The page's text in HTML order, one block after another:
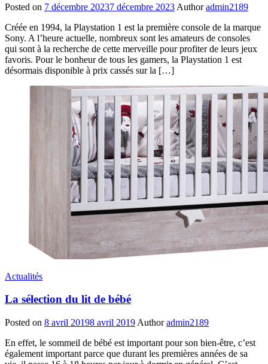
Posted on 7 décembre 20237 décembre 2023 Author admin2189
Créée en 1994, la Playstation 1 est la première console de la marque
Sony. A l’heure actuelle, nombreux sont les amateurs de consoles
qui sont à la recherche de cette merveille pour profiter de leurs jeux
favoris. Pour le bonheur de tous les gamers, la Playstation 1 est
désormais disponible à prix cassés sur la […]
Actualités
La sélection du lit de bébé
Posted on 8 avril 20198 avril 2019 Author admin2189
En effet, le sommeil de bébé est important pour son bien-être, c’est
également important parce que durant les premières années de sa